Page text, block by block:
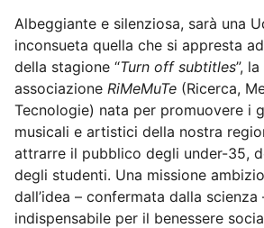
Albeggiante e silenziosa, sarà una
inconsueta quella che si appresta
della stagione “Turn off subtitles”,
associazione RiMeMuTe (Ricerca,
Tecnologie) nata per promuovere i
musicali e artistici della nostra
attrarre il pubblico degli under-35,
degli studenti. Una missione
dall’idea – confermata dalla
indispensabile per il benessere